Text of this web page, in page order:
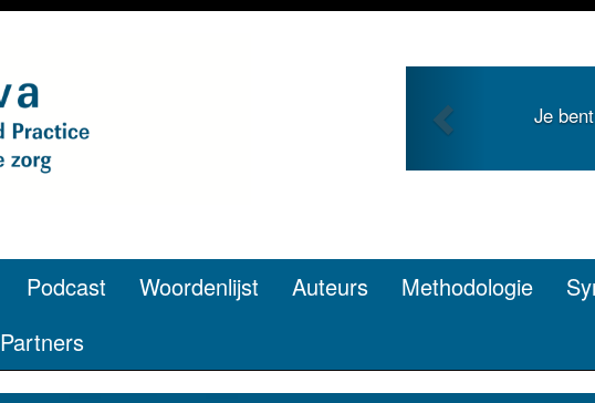
Je bent jong en zoekt roem met je Je
Podcast Woordenlijst Auteurs Methodologie
Partners